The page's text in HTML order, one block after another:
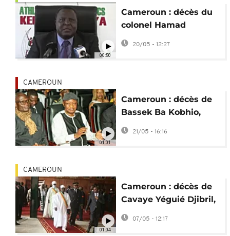
00:50
Cameroun : décès du
colonel Hamad
Kalkaba Malboum à
l'âge de 75 ans
20/05 - 12:27
01:01
CAMEROUN
Cameroun : décès de
Bassek Ba Kobhio,
figure emblématique
du cinéma africain
21/05 - 16:16
01:04
CAMEROUN
Cameroun : décès de
Cavaye Yéguié Djibril,
ex-président de
l'Assemblée nationale
07/05 - 12:17